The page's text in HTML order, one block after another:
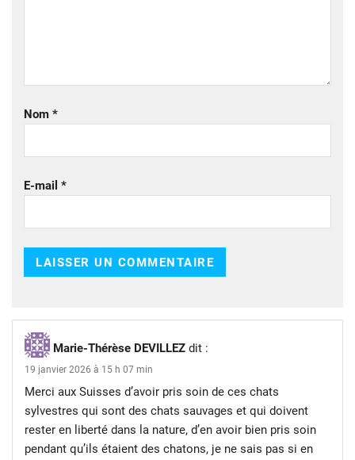
Nom *
E-mail *
Marie-Thérèse DEVILLEZ dit :
19 janvier 2026 à 15 h 07 min
Merci aux Suisses d’avoir pris soin de ces chats
sylvestres qui sont des chats sauvages et qui doivent
rester en liberté dans la nature, d’en avoir bien pris soin
pendant qu’ils étaient des chatons, je ne sais pas si en